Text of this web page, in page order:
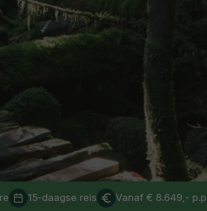
15-daagse reis Vanaf € 8.649,-